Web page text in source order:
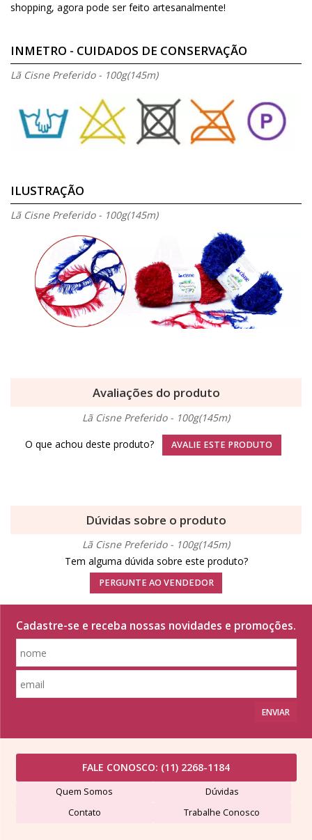
shopping, agora pode ser feito artesanalmente!
INMETRO - CUIDADOS DE CONSERVAÇÃO
Lã Cisne Preferido - 100g(145m)
ILUSTRAÇÃO
Lã Cisne Preferido - 100g(145m)
Avaliações do produto
Lã Cisne Preferido - 100g(145m)
O que achou deste produto?
AVALIE ESTE PRODUTO
Dúvidas sobre o produto
Lã Cisne Preferido - 100g(145m)
Tem alguma dúvida sobre este produto?
PERGUNTE AO VENDEDOR
Cadastre-se e receba nossas novidades e promoções.
ENVIAR
FALE CONOSCO: (11) 2268-1184
Quem Somos
Dúvidas
Contato
Trabalhe Conosco